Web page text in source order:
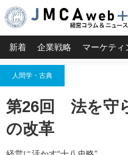
新着 企業戦略 マーケティ
人間学・古典
第26回 法を守
の改革